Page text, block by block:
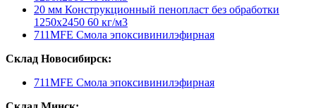
20 мм Конструкционный пенопласт без обработки
1250х2450 60 кг/м3
711MFE Смола эпоксивинилэфирная
Склад Новосибирск:
711MFE Смола эпоксивинилэфирная